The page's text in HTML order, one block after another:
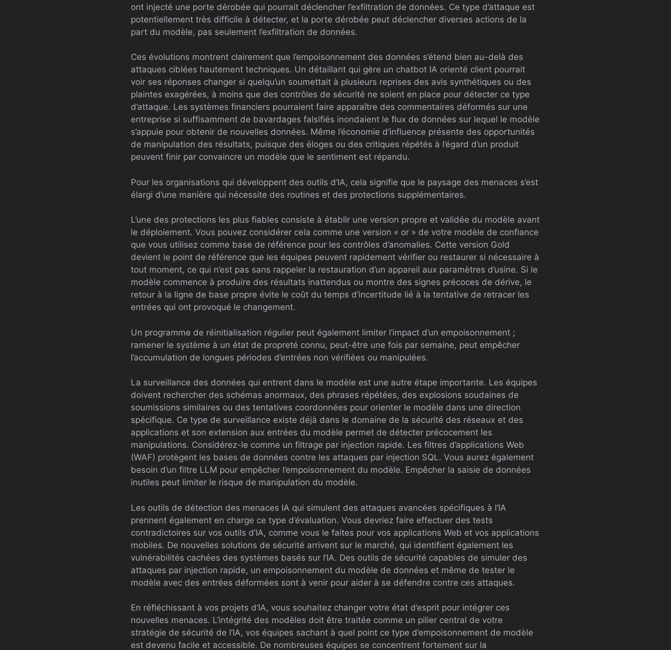
ont injecté une porte dérobée qui pourrait déclencher l’exfiltration de données. Ce type d’attaque est
potentiellement très difficile à détecter, et la porte dérobée peut déclencher diverses actions de la
part du modèle, pas seulement l’exfiltration de données.
Ces évolutions montrent clairement que l’empoisonnement des données s’étend bien au-delà des
attaques ciblées hautement techniques. Un détaillant qui gère un chatbot IA orienté client pourrait
voir ses réponses changer si quelqu’un soumettait à plusieurs reprises des avis synthétiques ou des
plaintes exagérées, à moins que des contrôles de sécurité ne soient en place pour détecter ce type
d’attaque. Les systèmes financiers pourraient faire apparaître des commentaires déformés sur une
entreprise si suffisamment de bavardages falsifiés inondaient le flux de données sur lequel le modèle
s’appuie pour obtenir de nouvelles données. Même l’économie d’influence présente des opportunités
de manipulation des résultats, puisque des éloges ou des critiques répétés à l’égard d’un produit
peuvent finir par convaincre un modèle que le sentiment est répandu.
Pour les organisations qui développent des outils d’IA, cela signifie que le paysage des menaces s’est
élargi d’une manière qui nécessite des routines et des protections supplémentaires.
L’une des protections les plus fiables consiste à établir une version propre et validée du modèle avant
le déploiement. Vous pouvez considérer cela comme une version « or » de votre modèle de confiance
que vous utilisez comme base de référence pour les contrôles d’anomalies. Cette version Gold
devient le point de référence que les équipes peuvent rapidement vérifier ou restaurer si nécessaire à
tout moment, ce qui n’est pas sans rappeler la restauration d’un appareil aux paramètres d’usine. Si le
modèle commence à produire des résultats inattendus ou montre des signes précoces de dérive, le
retour à la ligne de base propre évite le coût du temps d’incertitude lié à la tentative de retracer les
entrées qui ont provoqué le changement.
Un programme de réinitialisation régulier peut également limiter l’impact d’un empoisonnement ;
ramener le système à un état de propreté connu, peut-être une fois par semaine, peut empêcher
l’accumulation de longues périodes d’entrées non vérifiées ou manipulées.
La surveillance des données qui entrent dans le modèle est une autre étape importante. Les équipes
doivent rechercher des schémas anormaux, des phrases répétées, des explosions soudaines de
soumissions similaires ou des tentatives coordonnées pour orienter le modèle dans une direction
spécifique. Ce type de surveillance existe déjà dans le domaine de la sécurité des réseaux et des
applications et son extension aux entrées du modèle permet de détecter précocement les
manipulations. Considérez-le comme un filtrage par injection rapide. Les filtres d’applications Web
(WAF) protègent les bases de données contre les attaques par injection SQL. Vous aurez également
besoin d’un filtre LLM pour empêcher l’empoisonnement du modèle. Empêcher la saisie de données
inutiles peut limiter le risque de manipulation du modèle.
Les outils de détection des menaces IA qui simulent des attaques avancées spécifiques à l’IA
prennent également en charge ce type d’évaluation. Vous devriez faire effectuer des tests
contradictoires sur vos outils d’IA, comme vous le faites pour vos applications Web et vos applications
mobiles. De nouvelles solutions de sécurité arrivent sur le marché, qui identifient également les
vulnérabilités cachées des systèmes basés sur l’IA. Des outils de sécurité capables de simuler des
attaques par injection rapide, un empoisonnement du modèle de données et même de tester le
modèle avec des entrées déformées sont à venir pour aider à se défendre contre ces attaques.
En réfléchissant à vos projets d’IA, vous souhaitez changer votre état d’esprit pour intégrer ces
nouvelles menaces. L’intégrité des modèles doit être traitée comme un pilier central de votre
stratégie de sécurité de l’IA, vos équipes sachant à quel point ce type d’empoisonnement de modèle
est devenu facile et accessible. De nombreuses équipes se concentrent fortement sur la